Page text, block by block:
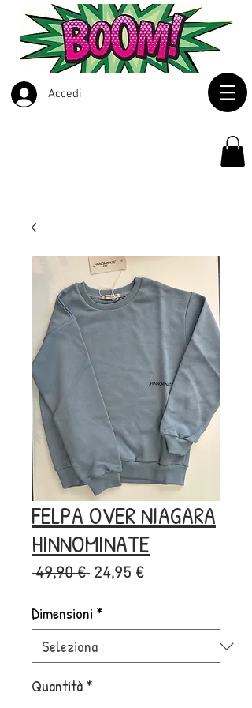
Accedi
FELPA OVER NIAGARA
HINNOMINATE
49,90 € Prezzo
24,95 €Prezzo
Dimensioni *
Quantità*